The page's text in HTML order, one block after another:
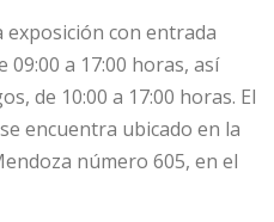
con entrada
a 17:00 horas, así
de 10:00 a 17:00 horas. El
encuentra ubicado en la
número 605, en el